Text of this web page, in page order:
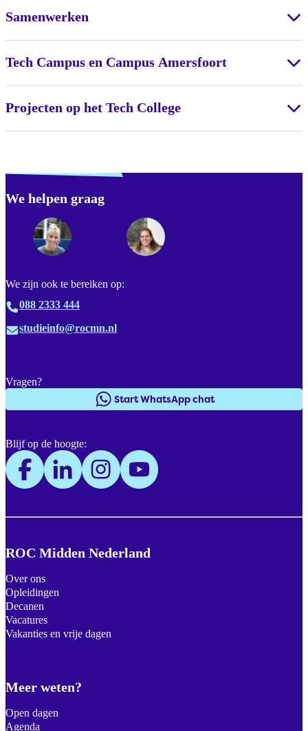
Samenwerken
Tech Campus en Campus Amersfoort
Projecten op het Tech College
We helpen graag
We zijn ook te bereiken op:
088 2333 444
studieinfo@rocmn.nl
ROC Midden Nederland
Over ons
Opleidingen
Decanen
Vacatures
Vakanties en vrije dagen
Meer weten?
Open dagen
Agenda
Vragen?
Start WhatsApp chat
Blijf op de hoogte:
Footer